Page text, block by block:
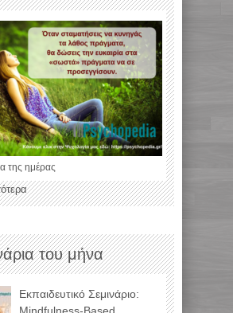
της ημέρας
του μήνα
Εκπαιδευτικό Σεμινάριο:
Mindfulness-Based